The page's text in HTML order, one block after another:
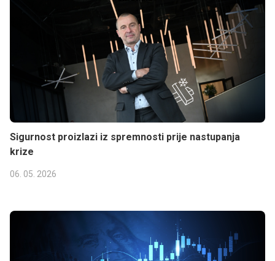
Sigurnost proizlazi iz spremnosti prije nastupanja
krize
06. 05. 2026